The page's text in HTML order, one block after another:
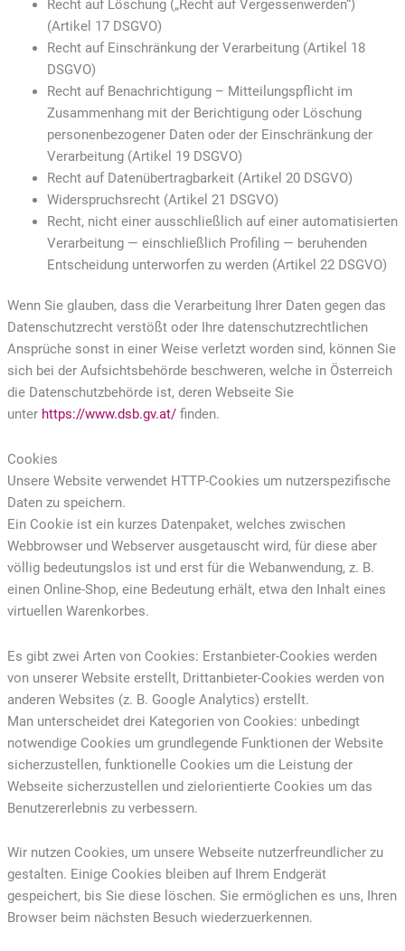
Recht auf Löschung („Recht auf Vergessenwerden“)
(Artikel 17 DSGVO)
Recht auf Einschränkung der Verarbeitung (Artikel 18
DSGVO)
Recht auf Benachrichtigung – Mitteilungspflicht im
Zusammenhang mit der Berichtigung oder Löschung
personenbezogener Daten oder der Einschränkung der
Verarbeitung (Artikel 19 DSGVO)
Recht auf Datenübertragbarkeit (Artikel 20 DSGVO)
Widerspruchsrecht (Artikel 21 DSGVO)
Recht, nicht einer ausschließlich auf einer automatisierten
Verarbeitung — einschließlich Profiling — beruhenden
Entscheidung unterworfen zu werden (Artikel 22 DSGVO)
Wenn Sie glauben, dass die Verarbeitung Ihrer Daten gegen das
Datenschutzrecht verstößt oder Ihre datenschutzrechtlichen
Ansprüche sonst in einer Weise verletzt worden sind, können Sie
sich bei der Aufsichtsbehörde beschweren, welche in Österreich
die Datenschutzbehörde ist, deren Webseite Sie
unter https://www.dsb.gv.at/finden.
Cookies
Unsere Website verwendet HTTP-Cookies um nutzerspezifische
Daten zu speichern.
Ein Cookie ist ein kurzes Datenpaket, welches zwischen
Webbrowser und Webserver ausgetauscht wird, für diese aber
völlig bedeutungslos ist und erst für die Webanwendung, z. B.
einen Online-Shop, eine Bedeutung erhält, etwa den Inhalt eines
virtuellen Warenkorbes.
Es gibt zwei Arten von Cookies: Erstanbieter-Cookies werden
von unserer Website erstellt, Drittanbieter-Cookies werden von
anderen Websites (z. B. Google Analytics) erstellt.
Man unterscheidet drei Kategorien von Cookies: unbedingt
notwendige Cookies um grundlegende Funktionen der Website
sicherzustellen, funktionelle Cookies um die Leistung der
Webseite sicherzustellen und zielorientierte Cookies um das
Benutzererlebnis zu verbessern.
Wir nutzen Cookies, um unsere Webseite nutzerfreundlicher zu
gestalten. Einige Cookies bleiben auf Ihrem Endgerät
gespeichert, bis Sie diese löschen. Sie ermöglichen es uns, Ihren
Browser beim nächsten Besuch wiederzuerkennen.